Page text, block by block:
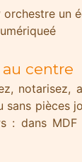
un
centre
notarisez,
sans pièces
: dans